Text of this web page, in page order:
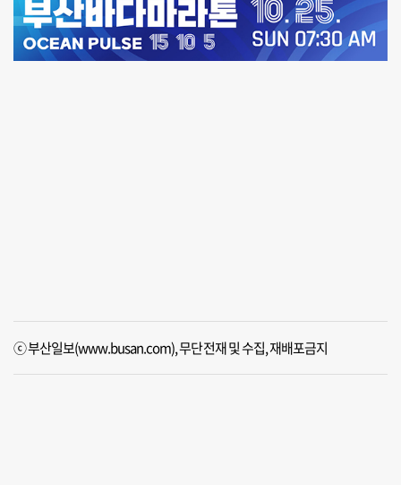
ⓒ 부산일보(www.busan.com), 무단전재 및 수집, 재배포금지